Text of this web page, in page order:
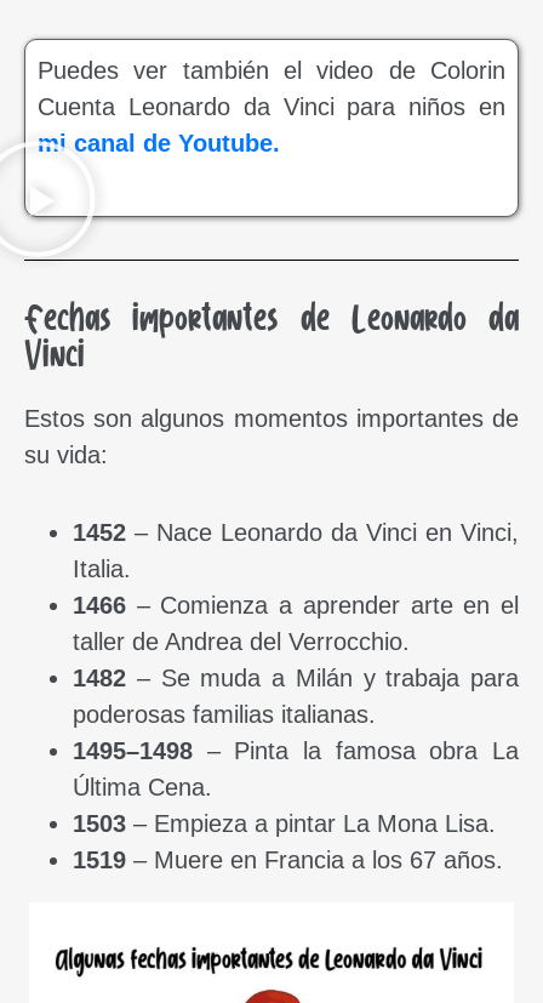
Puedes ver también el video de Colorin
Cuenta Leonardo da Vinci para niños en
mi canal de Youtube.
Fechas importantes de Leonardo da
Vinci
Estos son algunos momentos importantes de
su vida:
1452 – Nace Leonardo da Vinci en Vinci,
Italia.
1466 – Comienza a aprender arte en el
taller de Andrea del Verrocchio.
1482 – Se muda a Milán y trabaja para
poderosas familias italianas.
1495–1498 – Pinta la famosa obra La
Última Cena.
1503 – Empieza a pintar La Mona Lisa.
1519 – Muere en Francia a los 67 años.